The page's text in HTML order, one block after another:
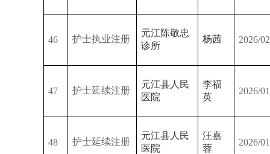
46 护士执业注册
元江陈敬忠
诊所
杨茜 2026/
47 护士延续注册
元江县人民
医院
李福
英
2026/
48 护士延续注册
元江县人民
医院
汪嘉
蓉
2026/